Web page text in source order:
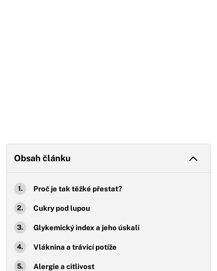
Obsah článku
Proč je tak těžké přestat?
Cukry pod lupou
Glykemický index a jeho úskalí
Vláknina a trávicí potíže
Alergie a citlivost